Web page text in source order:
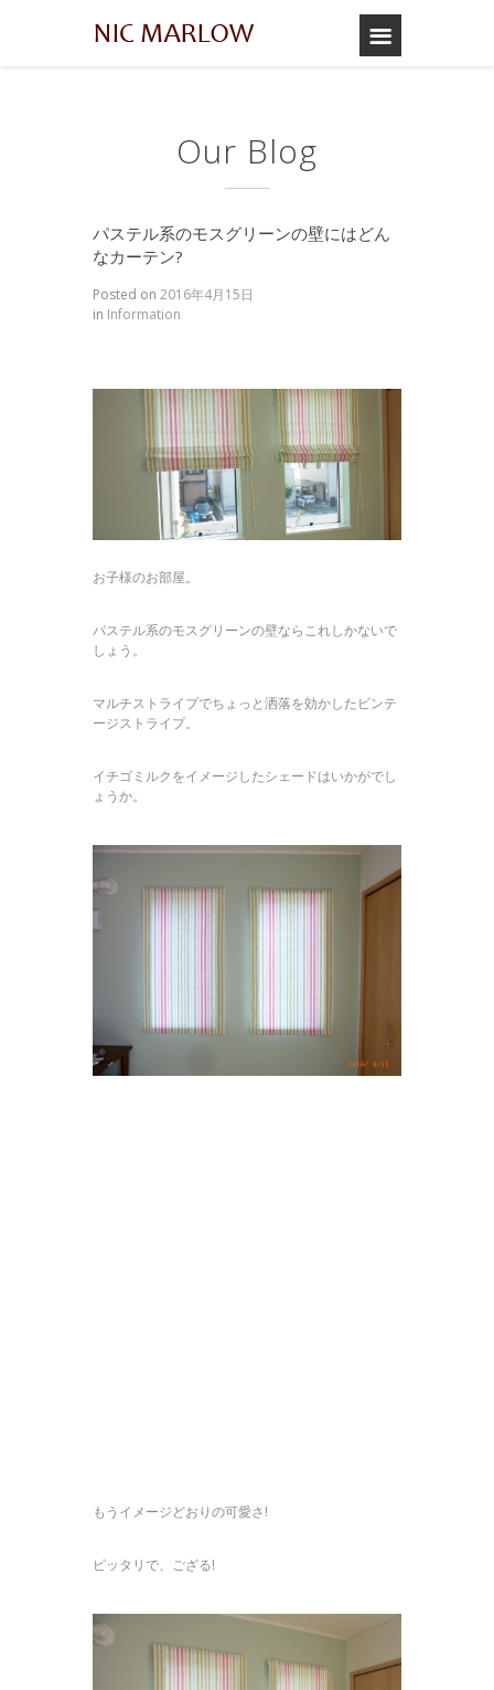
Our Blog
パステル系のモスグリーンの壁にはどん
なカーテン?
Posted on 2016年4月15日
in Information
お子様のお部屋。
パステル系のモスグリーンの壁ならこれしかないで
しょう。
マルチストライプでちょっと洒落を効かしたビンテ
ージストライプ。
イチゴミルクをイメージしたシェードはいかがでし
ょうか。
もうイメージどおりの可愛さ!
ピッタリで、ござる!